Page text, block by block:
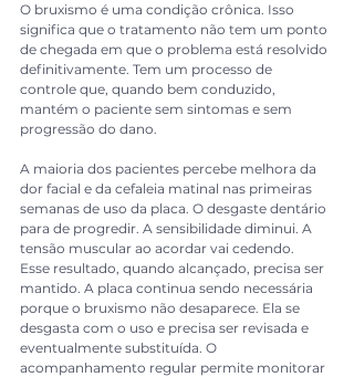
O bruxismo é uma condição crônica. Isso
significa que o tratamento não tem um ponto
de chegada em que o problema está resolvido
definitivamente. Tem um processo de
controle que, quando bem conduzido,
mantém o paciente sem sintomas e sem
progressão do dano.
A maioria dos pacientes percebe melhora da
dor facial e da cefaleia matinal nas primeiras
semanas de uso da placa. O desgaste dentário
para de progredir. A sensibilidade diminui. A
tensão muscular ao acordar vai cedendo.
Esse resultado, quando alcançado, precisa ser
mantido. A placa continua sendo necessária
porque o bruxismo não desaparece. Ela se
desgasta com o uso e precisa ser revisada e
eventualmente substituída. O
acompanhamento regular permite monitorar